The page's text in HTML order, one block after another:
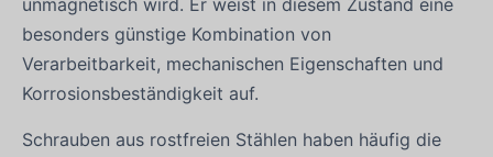
besonders günstige Kombination von
Verarbeitbarkeit, mechanischen Eigenschaften und
Korrosionsbeständigkeit auf.
Schrauben aus rostfreien Stählen haben häufig die